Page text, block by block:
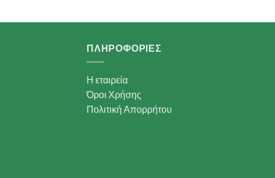
ΠΛΗΡΟΦΟΡΙΕΣ
Η εταιρεία
Όροι Χρήσης
Πολιτική Απορρήτου